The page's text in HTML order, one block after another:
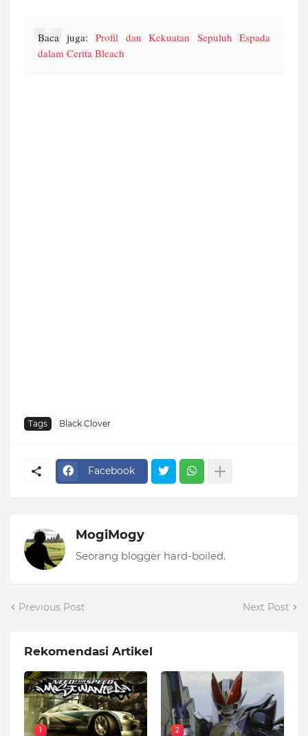
Baca juga: Profil dan Kekuatan Sepuluh Espada
dalam Cerita Bleach
Tags Black Clover
Facebook
MogiMogy
Seorang blogger hard-boiled.
Previous Post Next Post
Rekomendasi Artikel
1 2